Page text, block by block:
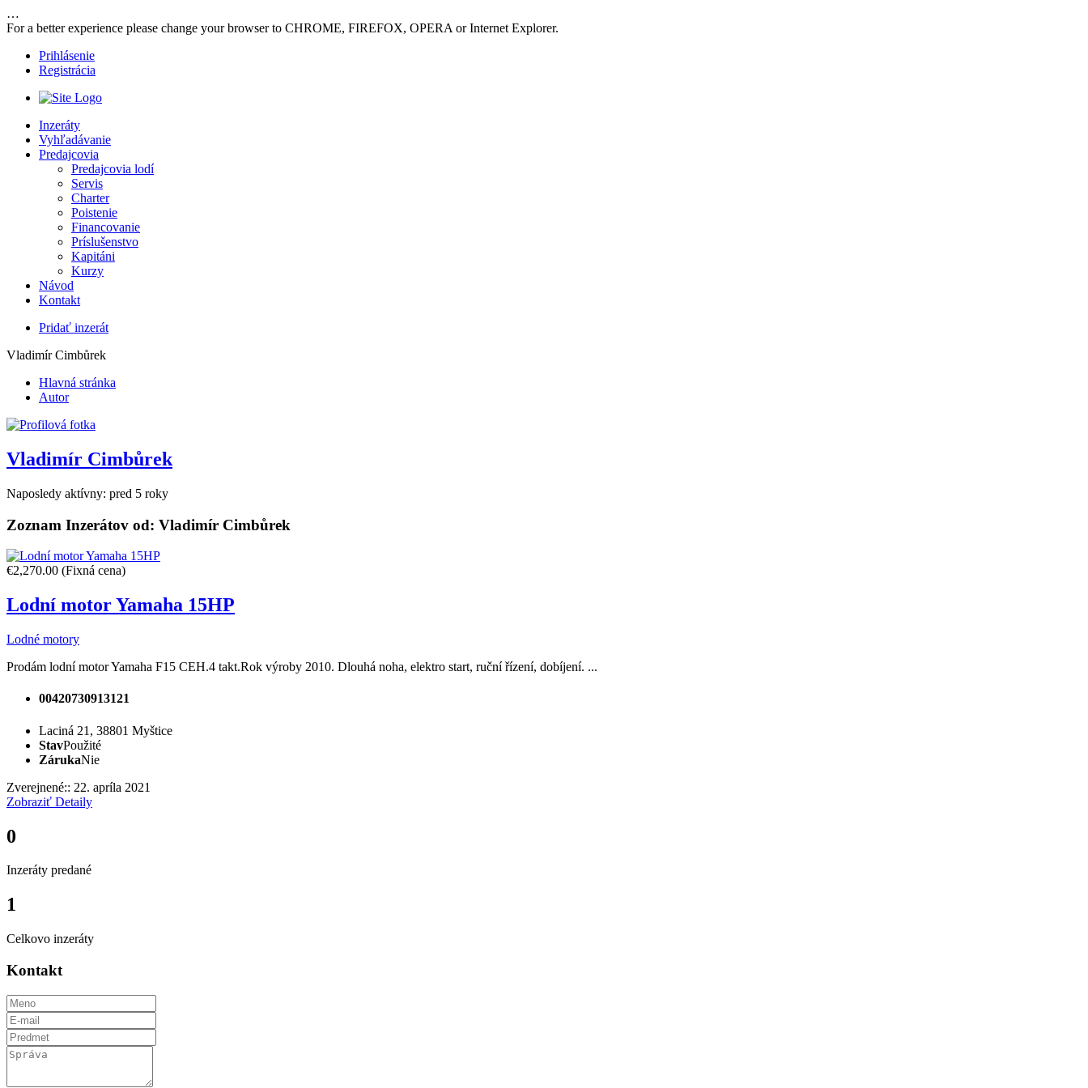
…
For a better experience please change your browser to CHROME, FIREFOX, OPERA or Internet Explorer.
Prihlásenie
Registrácia
Inzeráty
Vyhľadávanie
Predajcovia
Predajcovia lodí
Servis
Charter
Poistenie
Financovanie
Príslušenstvo
Kapitáni
Kurzy
Návod
Kontakt
Pridať inzerát
Vladimír Cimbůrek
Hlavná stránka
Autor
Vladimír Cimbůrek
Naposledy aktívny: pred 5 roky
Zoznam Inzerátov od: Vladimír Cimbůrek
€2,270.00 (Fixná cena)
Lodní motor Yamaha 15HP
Lodné motory
Prodám lodní motor Yamaha F15 CEH.4 takt.Rok výroby 2010. Dlouhá noha, elektro start, ruční řízení, dobíjení. ...
00420730913121
Laciná 21, 38801 Myštice
StavPoužité
ZárukaNie
Zverejnené:: 22. apríla 2021
Zobraziť Detaily
0
Inzeráty predané
1
Celkovo inzeráty
Kontakt